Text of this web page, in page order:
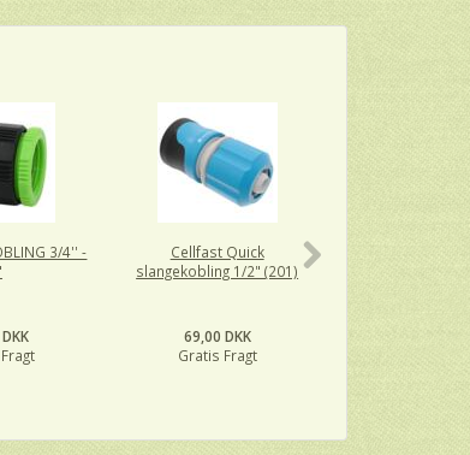
3/4'' -
Cellfast Quick
slangekobling 1/2" (201)
69,00 DKK
Gratis Fragt
Cellfast
SAFETOUCH
59,00